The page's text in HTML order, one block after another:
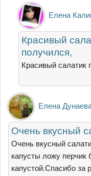
Ответ
на
Соблазнилась
простотой
и
от
Татьяна
Черникова
Елена
Красивый
получился,
Красивый салатик
Елена
Очень вкусный
Очень вкусный
капусты ложу перчик
капустой.Спасибо за